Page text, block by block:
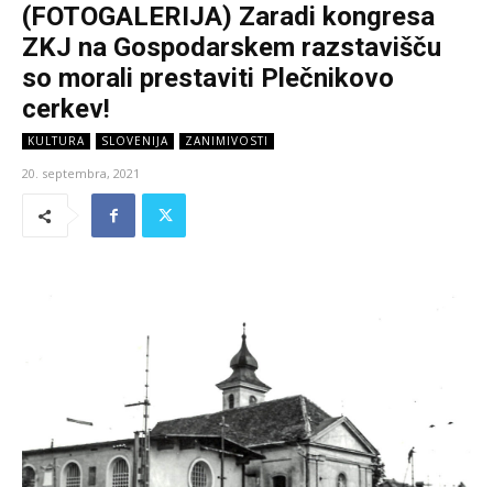
(FOTOGALERIJA) Zaradi kongresa
ZKJ na Gospodarskem razstavišču
so morali prestaviti Plečnikovo
cerkev!
KULTURA SLOVENIJA ZANIMIVOSTI
20. septembra, 2021